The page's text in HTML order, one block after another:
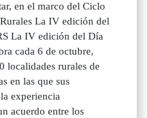
en el marco del Ciclo
La IV edición del
La IV edición del Día
cada 6 de octubre,
localidades rurales de
en las que sus
experiencia
acuerdo entre los